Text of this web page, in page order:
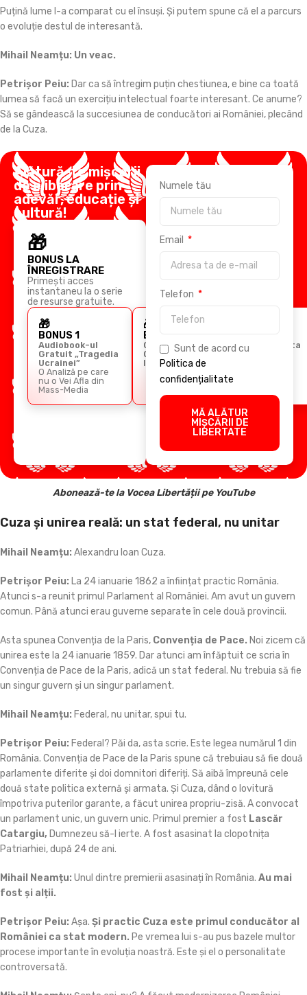
Puțină lume l-a comparat cu el însuși. Și putem spune că el a parcurs
o evoluție destul de interesantă.
Mihail Neamțu: Un veac.
Petrișor Peiu: Dar ca să întregim puțin chestiunea, e bine ca toată
lumea să facă un exercițiu intelectual foarte interesant. Ce anume?
Să se gândească la succesiunea de conducători ai României, plecând
de la Cuza.
Alătură-te mișcării
de eliberare prin
adevăr, educație și
cultură!
🎁
BONUS LA
ÎNREGISTRARE
Primești acces
instantaneu la o serie
de resurse gratuite.
🎁
BONUS 1
Audiobook-ul
Gratuit „Tragedia
Ucrainei”
O Analiză pe care
nu o Vei Afla din
Mass-Media
🎁
BONUS 2
Ghidul
Comunicării
Imperiale
Cursul Arta
Retoricii
Numele tău
Email
Telefon
Sunt de acord cu
Politica de
confidențialitate
MĂ ALĂTUR
MIȘCĂRII DE
LIBERTATE
Abonează-te la Vocea Libertății pe YouTube
Cuza și unirea reală: un stat federal, nu unitar
Mihail Neamțu: Alexandru Ioan Cuza.
Petrișor Peiu: La 24 ianuarie 1862 a înființat practic România.
Atunci s-a reunit primul Parlament al României. Am avut un guvern
comun. Până atunci erau guverne separate în cele două provincii.
Asta spunea Convenția de la Paris, Convenția de Pace. Noi zicem că
unirea este la 24 ianuarie 1859. Dar atunci am înfăptuit ce scria în
Convenția de Pace de la Paris, adică un stat federal. Nu trebuia să fie
un singur guvern și un singur parlament.
Mihail Neamțu: Federal, nu unitar, spui tu.
Petrișor Peiu: Federal? Păi da, asta scrie. Este legea numărul 1 din
România. Convenția de Pace de la Paris spune că trebuiau să fie două
parlamente diferite și doi domnitori diferiți. Să aibă împreună cele
două state politica externă și armata. Și Cuza, dând o lovitură
împotriva puterilor garante, a făcut unirea propriu-zisă. A convocat
un parlament unic, un guvern unic. Primul premier a fost Lascăr
Catargiu, Dumnezeu să-l ierte. A fost asasinat la clopotnița
Patriarhiei, după 24 de ani.
Mihail Neamțu: Unul dintre premierii asasinați în România. Au mai
fost și alții.
Petrișor Peiu: Așa. Și practic Cuza este primul conducător al
României ca stat modern. Pe vremea lui s-au pus bazele multor
procese importante în evoluția noastră. Este și el o personalitate
controversată.